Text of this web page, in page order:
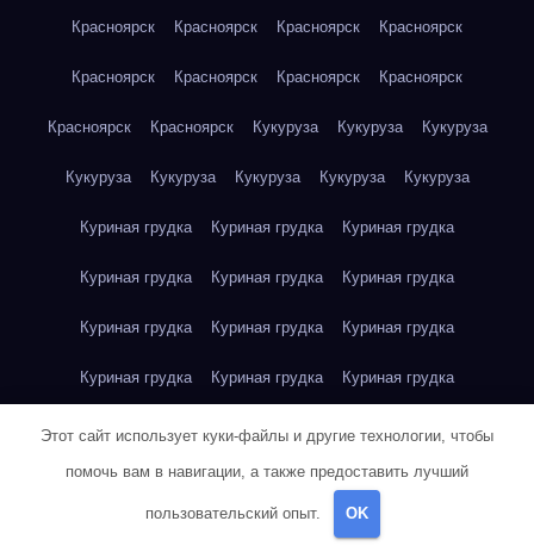
Красноярск Красноярск Красноярск Красноярск
Красноярск Красноярск Красноярск Красноярск
Красноярск Красноярск Кукуруза Кукуруза Кукуруза
Кукуруза Кукуруза Кукуруза Кукуруза Кукуруза
Куриная грудка Куриная грудка Куриная грудка
Куриная грудка Куриная грудка Куриная грудка
Куриная грудка Куриная грудка Куриная грудка
Куриная грудка Куриная грудка Куриная грудка
Куриная грудка Куриное яйцо Куриное яйцо
Куриное яйцо Куриное яйцо Куриное яйцо Куриное яйцо
Этот сайт использует куки-файлы и другие технологии, чтобы
помочь вам в навигации, а также предоставить лучший
пользовательский опыт. OK